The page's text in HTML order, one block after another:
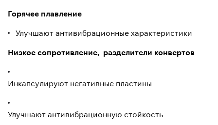
Горячее плавление
Улучшают антивибрационные характеристики
Низкое сопротивление, разделители конвертов
Инкапсулируют негативные пластины
Улучшают антивибрационную стойкость